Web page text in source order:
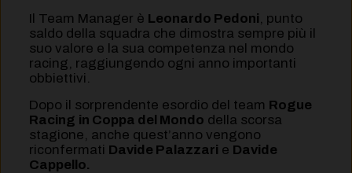
Il Team Manager è Leonardo Pedoni , punto
saldo della squadra che dimostra sempre più il
suo valore e la sua competenza nel mondo
racing, raggiungendo ogni anno importanti
obbiettivi.
Dopo il sorprendente esordio del team Rogue
Racing in Coppa del Mondo della scorsa
stagione, anche quest’anno vengono
riconfermati Davide Palazzari e Davide
Cappello.